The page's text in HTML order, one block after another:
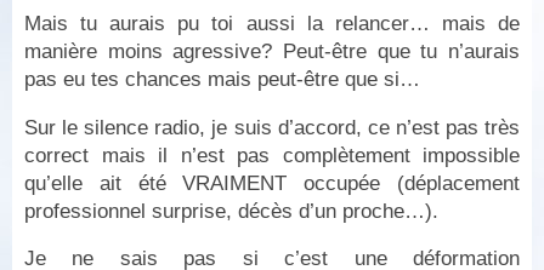
Mais tu aurais pu toi aussi la relancer… mais de
manière moins agressive? Peut-être que tu n’aurais
pas eu tes chances mais peut-être que si…
Sur le silence radio, je suis d’accord, ce n’est pas très
correct mais il n’est pas complètement impossible
qu’elle ait été VRAIMENT occupée (déplacement
professionnel surprise, décès d’un proche…).
Je ne sais pas si c’est une déformation